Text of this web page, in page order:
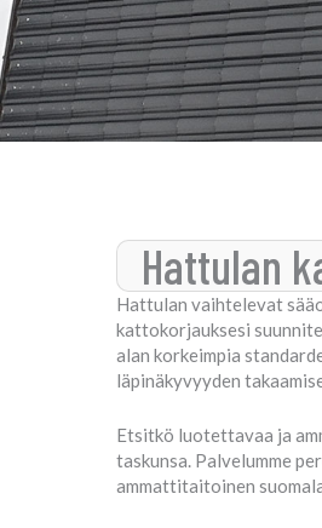
Hattulan
Hattulan vaihtelevat
kattokorjauksesi
alan korkeimpia
läpinäkyvyyden
Etsitkö luotettavaa ja
taskunsa. Palvelumme
ammattitaitoinen